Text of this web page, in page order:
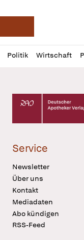
Deutsche
Politik Wirtschaft
Profil
öffnen
Daz
Pur
Deutscher
Service
Newsletter
Über uns
Kontakt
Mediadaten
Abo kündigen
RSS-Feed